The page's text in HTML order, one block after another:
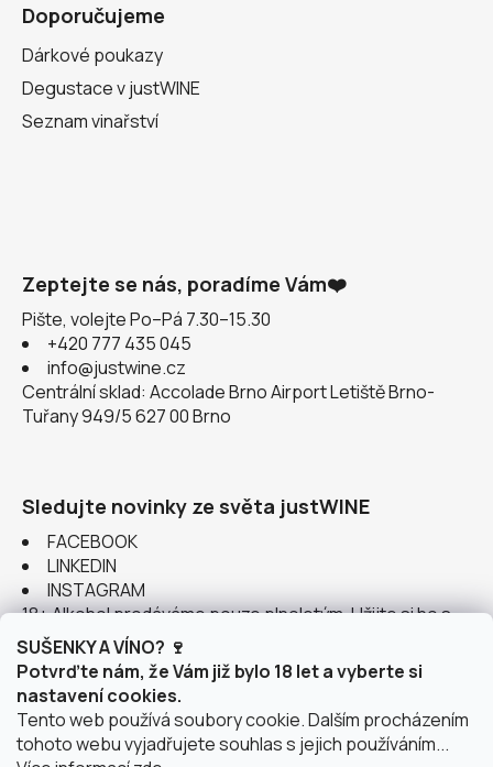
SUŠENKY A VÍNO? 🍷
Potvrďte nám, že Vám již bylo 18 let a vyberte si
nastavení cookies.
Tento web používá soubory cookie. Dalším procházením
tohoto webu vyjadřujete souhlas s jejich používáním...
Doporučujeme
Dárkové poukazy
Degustace v justWINE
Seznam vinařství
Zeptejte se nás, poradíme Vám❤️
Pište, volejte Po–Pá 7.30–15.30
+420 777 435 045
info@justwine.cz
Centrální sklad: Accolade Brno Airport Letiště Brno-
Tuřany 949/5 627 00 Brno
Sledujte novinky ze světa justWINE
FACEBOOK
LINKEDIN
INSTAGRAM
18+ Alkohol prodáváme pouze plnoletým. Užijte si ho s
rozumem.
Instagram